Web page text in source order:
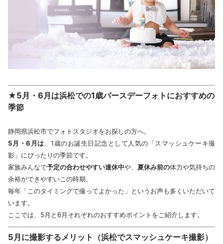
★5月・6月は浜松での1歳バースデーフォトにおすすめの
季節
静岡県浜松市でフォトスタジオをお探しの方へ。
5月・6月は 、1歳のお誕生日記念として人気の「スマッシュケーキ撮
影」にぴったりの季節です。
家族みんなで予定の合わせやすい連休中や、 夏休み前の体力や気持ちの
余裕ができやすいこの時期。
毎年「このタイミングで撮ってよかった」というお声も多くいただいて
います。
ここでは、5月と6月それぞれのおすすめポイントをご紹介します。
5月に撮影するメリット（浜松でスマッシュケーキ撮影）